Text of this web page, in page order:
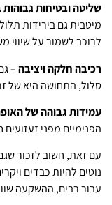
שליטה ובטיחות גבוהות
מיטבית גם בירידות
לרוכב לשמור על שיווי
רכיבה חלקה ויציבה–
סלול, התחושה היא של
עמידות גבוהה של
הפנימיים מפני
עם זאת, חשוב לזכור
נוטים להיות כבדים
עבור רבים, ההשקעה